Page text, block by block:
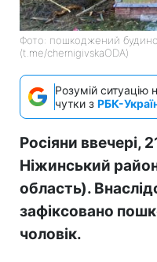
Фото: пошкоджений
(t.me/chernigivskaODA)
Розумій ситуацію
чутки з РБК-
Росіяни ввечері,
Ніжинський
область).
зафіксовано
чоловік.